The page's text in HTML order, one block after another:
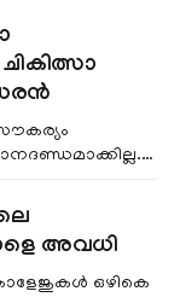
അവധി
ഒഴികെ